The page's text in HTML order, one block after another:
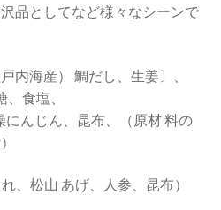
品としてなど様々なシーンで
内海産） 鯛だし、生姜〕、
食塩、
んじん、昆布、（原材 料の
、松山 あげ、人参、昆布）